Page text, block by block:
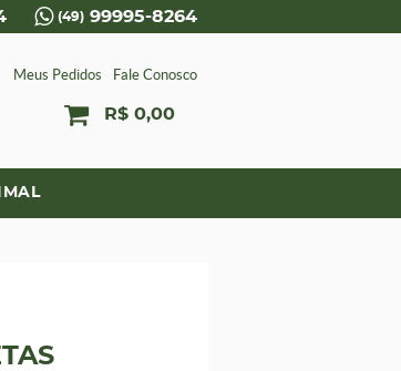
(49) 99995-8264
Meus Pedidos Fale Conosco
R$ 0,00